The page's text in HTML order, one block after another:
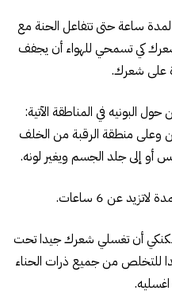
ساعة حتى تتفاعل الحنة مع
كي تسمحي للهواء أن يجفف
على شعرك.
البونيه في المناطقة الآتية:
وعلى منطقة الرقبة من الخلف
أو إلى جلد الجسم ويغير لونه.
عن 6 ساعات.
أن تغسلي شعرك جيدا تحت
للتخلص من جميع ذرات الحناء